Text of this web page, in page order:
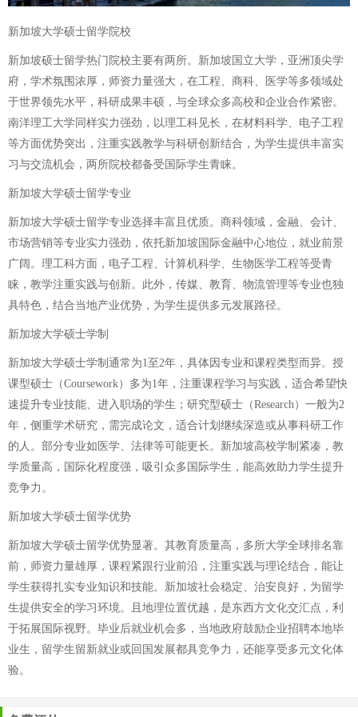
新加坡大学硕士留学院校
新加坡硕士留学热门院校主要有两所。新加坡国立大学，亚洲顶尖学
府，学术氛围浓厚，师资力量强大，在工程、商科、医学等多领域处
于世界领先水平，科研成果丰硕，与全球众多高校和企业合作紧密。
南洋理工大学同样实力强劲，以理工科见长，在材料科学、电子工程
等方面优势突出，注重实践教学与科研创新结合，为学生提供丰富实
习与交流机会，两所院校都备受国际学生青睐。
新加坡大学硕士留学专业
新加坡大学硕士留学专业选择丰富且优质。商科领域，金融、会计、
市场营销等专业实力强劲，依托新加坡国际金融中心地位，就业前景
广阔。理工科方面，电子工程、计算机科学、生物医学工程等受青
睐，教学注重实践与创新。此外，传媒、教育、物流管理等专业也独
具特色，结合当地产业优势，为学生提供多元发展路径。
新加坡大学硕士学制
新加坡大学硕士学制通常为1至2年，具体因专业和课程类型而异。授
课型硕士（Coursework）多为1年，注重课程学习与实践，适合希望快
速提升专业技能、进入职场的学生；研究型硕士（Research）一般为2
年，侧重学术研究，需完成论文，适合计划继续深造或从事科研工作
的人。部分专业如医学、法律等可能更长。新加坡高校学制紧凑，教
学质量高，国际化程度强，吸引众多国际学生，能高效助力学生提升
竞争力。
新加坡大学硕士留学优势
新加坡大学硕士留学优势显著。其教育质量高，多所大学全球排名靠
前，师资力量雄厚，课程紧跟行业前沿，注重实践与理论结合，能让
学生获得扎实专业知识和技能。新加坡社会稳定、治安良好，为留学
生提供安全的学习环境。且地理位置优越，是东西方文化交汇点，利
于拓展国际视野。毕业后就业机会多，当地政府鼓励企业招聘本地毕
业生，留学生留新就业或回国发展都具竞争力，还能享受多元文化体
验。